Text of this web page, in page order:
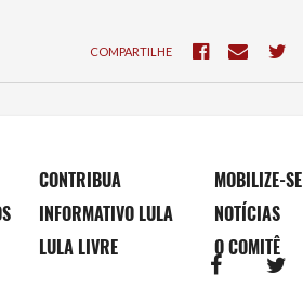
COMPARTILHE
CONTRIBUA
INFORMATIVO LULA
LULA LIVRE
MOBILIZE-SE
NOTÍCIAS
O COMITÊ